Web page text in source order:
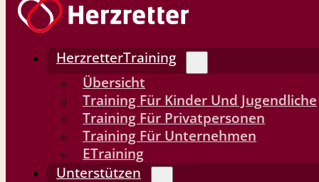
HerzretterTraining
Übersicht
Training Für Kinder Und Jugendliche
Training Für Privatpersonen
Training Für Unternehmen
ETraining
Unterstützen